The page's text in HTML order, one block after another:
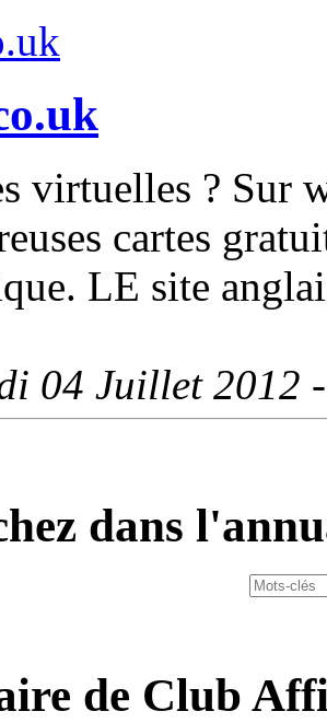
virtuelles ? Sur
cartes
LE site
04 Juillet 2012
dans
de Club